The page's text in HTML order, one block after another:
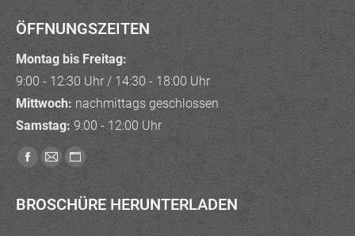
ÖFFNUNGSZEITEN
Montag bis Freitag:
9:00 - 12:30 Uhr / 14:30 - 18:00 Uhr
Mittwoch: nachmittags geschlossen
Samstag: 9:00 - 12:00 Uhr
Finden Sie uns auf:
Facebook
opens
E-
page
Website
opens
BROSCHÜRE HERUNTERLADEN